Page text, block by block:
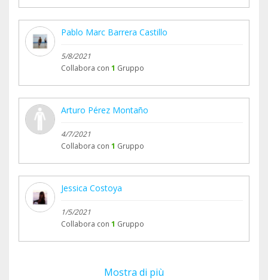
Pablo Marc Barrera Castillo
5/8/2021
Collabora con 1 Gruppo
Arturo Pérez Montaño
4/7/2021
Collabora con 1 Gruppo
Jessica Costoya
1/5/2021
Collabora con 1 Gruppo
Mostra di più